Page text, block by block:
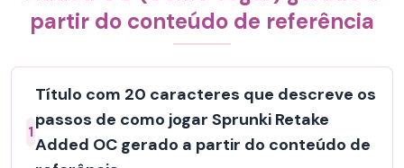
partir do conteúdo de referência
1
Título com 20 caracteres que descreve os
passos de como jogar Sprunki Retake
Added OC gerado a partir do conteúdo de